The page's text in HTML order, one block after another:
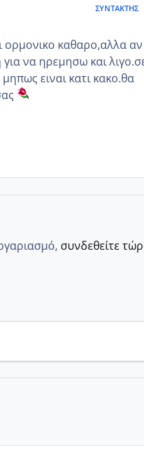
ΣΥΝΤΆΚΤΗΣ
ορμονικο καθαρο,αλλα αν
να ηρεμησω και
ειναι κατι κακο.θα
συνδεθείτε